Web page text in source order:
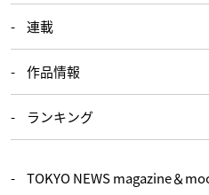
連載
作品情報
ランキング
TOKYO NEWS magazine＆